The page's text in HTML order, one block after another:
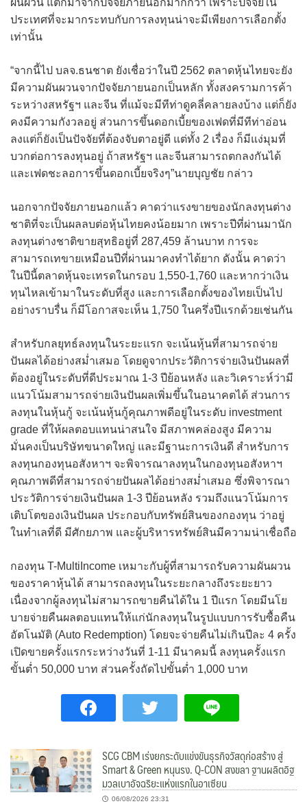
ประเทศที่จะมากระทบกับการลงทุนน่าจะมีเพียงการเลือกตั้ง
เท่านั้น
“จากนี้ไป บลจ.ธนชาต ยังเชื่อว่าในปี 2562 ตลาดหุ้นไทยจะยัง
มีความผันผวนจากปัจจัยภายนอกเป็นหลัก ทั้งสงครามการค้า
ระหว่างสหรัฐฯ และจีน ที่แม้จะมีทีท่าดูคลี่คลายลงบ้าง แต่ก็ยัง
คงมีความกังวลอยู่ ส่วนการขึ้นดอกเบี้ยของเฟดที่มีทีท่าอ่อน
ลงแต่ก็ยังเป็นปัจจัยที่ต้องจับตาอยู่ดี แต่ทั้ง 2 เรื่อง ก็มีแง่มุมที่
บวกต่อการลงทุนอยู่ ถ้าสหรัฐฯ และจีนสามารถตกลงกันได้
และเฟดชะลอการขึ้นดอกเบี้ยจริงๆ”นายบุญชัย กล่าว
นอกจากปัจจัยภายนอกแล้ว คาดว่าแรงขายของนักลงทุนต่าง
ชาติที่จะเป็นผลลบต่อหุ้นไทยคงน้อยมาก เพราะปีที่ผ่านมานัก
ลงทุนต่างชาติขายสุทธิอยู่ที่ 287,459 ล้านบาท การจะ
สามารถเทขายเหมือนปีที่ผ่านมาคงทำได้ยาก ดังนั้น คาดว่า
ในปีนี้ตลาดหุ้นจะเทรดในกรอบ 1,550-1,760 และหากว่าเงิน
ทุนไหลเข้ามาในระดับที่สูง และการเลือกตั้งของไทยเป็นไป
อย่างราบรื่น ก็มีโอกาสจะเห็น 1,750 ในครึ่งปีแรกด้วยเช่นกัน
สำหรับกลยุทธ์ลงทุนในระยะแรก จะเน้นหุ้นที่สามารถจ่าย
ปันผลได้อย่างสม่ำเสมอ โดยดูจากประวัติการจ่ายเงินปันผลที่
ต้องอยู่ในระดับที่ดีประมาณ 1-3 ปีย้อนหลัง และวิเคราะห์ว่ามี
แนวโน้มสามารถจ่ายเงินปันผลเพิ่มขึ้นในอนาคตได้ ส่วนการ
ลงทุนในหุ้นกู้ จะเน้นหุ้นกู้คุณภาพดีอยู่ในระดับ investment
grade ที่ให้ผลตอบแทนน่าสนใจ มีสภาพคล่องสูง มีความ
มั่นคงเป็นบริษัทขนาดใหญ่ และมีฐานะการเงินดี สำหรับการ
ลงทุนกองทุนอสังหาฯ จะพิจารณาลงทุนในกองทุนอสังหาฯ
คุณภาพดีที่สามารถจ่ายปันผลได้อย่างสม่ำเสมอ ซึ่งพิจารณา
ประวัติการจ่ายเงินปันผล 1-3 ปีย้อนหลัง รวมถึงแนวโน้มการ
เติบโตของเงินปันผล ประกอบกับทรัพย์สินของกองทุน ว่าอยู่
ในทำเลที่ดี มีศักยภาพ และผู้บริหารทรัพย์สินมีความน่าเชื่อถือ
กองทุน T-MultiIncome เหมาะกับผู้ที่สามารถรับความผันผวน
ของราคาหุ้นได้ สามารถลงทุนในระยะกลางถึงระยะยาว
เนื่องจากผู้ลงทุนไม่สามารถขายคืนได้ใน 1 ปีแรก โดยมีนโย
บายจ่ายคืนผลตอบแทนให้แก่นักลงทุนในรูปแบบการรับซื้อคืน
อัตโนมัติ (Auto Redemption) โดยจะจ่ายคืนไม่เกินปีละ 4 ครั้ง
เปิดขายครั้งแรกระหว่างวันที่ 1-11 มีนาคมนี้ ลงทุนครั้งแรก
ขั้นต่ำ 50,000 บาท ส่วนครั้งถัดไปขั้นต่ำ 1,000 บาท
SCG CBM เร่งยกระดับแข่งขันธุรกิจวัสดุก่อสร้าง สู่
Smart & Green หนุนรง. Q-CON สงขลา ฐานผลิตอิฐ
มวลเบาอัจฉริยะแห่งแรกในอาเซียน
06/08/2026 23:31